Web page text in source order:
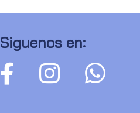
Siguenos en: